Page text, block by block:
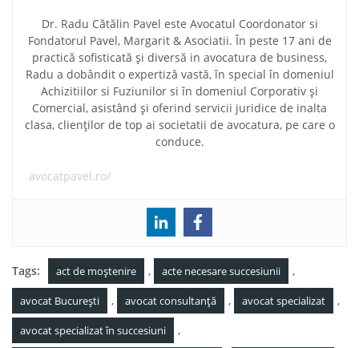
Dr. Radu Cătălin Pavel este Avocatul Coordonator si
Fondatorul Pavel, Margarit & Asociatii. În peste 17 ani de
practică sofisticată și diversă in avocatura de business,
Radu a dobândit o expertiză vastă, în special în domeniul
Achizitiilor si Fuziunilor si în domeniul Corporativ și
Comercial, asistând și oferind servicii juridice de inalta
clasa, clienților de top ai societatii de avocatura, pe care o
conduce.
avocatpavel.ro/
Tags: act de moștenire , acte necesare succesiunii ,
avocat București , avocat consultanță , avocat specializat ,
avocat specializat în succesiuni ,